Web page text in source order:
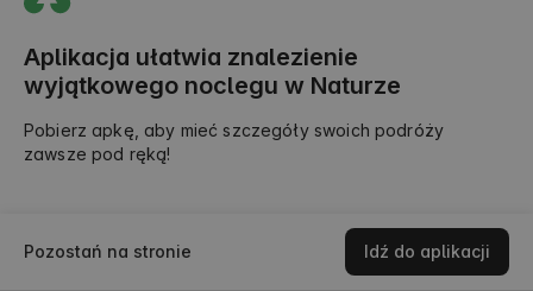
EtnoWarmia
Wiadomości
Aplikacja ułatwia znalezienie
wyjątkowego noclegu w Naturze
Pobierz apkę, aby mieć szczegóły swoich podróży
zawsze pod ręką!
Pozostań na stronie Idź do aplikacji